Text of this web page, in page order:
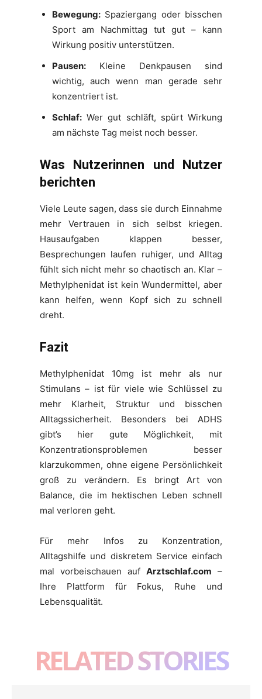
Bewegung: Spaziergang oder bisschen
Sport am Nachmittag tut gut – kann
Wirkung positiv unterstützen.
Pausen: Kleine Denkpausen sind
wichtig, auch wenn man gerade sehr
konzentriert ist.
Schlaf: Wer gut schläft, spürt Wirkung
am nächste Tag meist noch besser.
Was Nutzerinnen und Nutzer
berichten
Viele Leute sagen, dass sie durch Einnahme
mehr Vertrauen in sich selbst kriegen.
Hausaufgaben klappen besser,
Besprechungen laufen ruhiger, und Alltag
fühlt sich nicht mehr so chaotisch an. Klar –
Methylphenidat ist kein Wundermittel, aber
kann helfen, wenn Kopf sich zu schnell
dreht.
Fazit
Methylphenidat 10mg ist mehr als nur
Stimulans – ist für viele wie Schlüssel zu
mehr Klarheit, Struktur und bisschen
Alltagssicherheit. Besonders bei ADHS
gibt’s hier gute Möglichkeit, mit
Konzentrationsproblemen besser
klarzukommen, ohne eigene Persönlichkeit
groß zu verändern. Es bringt Art von
Balance, die im hektischen Leben schnell
mal verloren geht.
Für mehr Infos zu Konzentration,
Alltagshilfe und diskretem Service einfach
mal vorbeischauen auf Arztschlaf.com –
Ihre Plattform für Fokus, Ruhe und
Lebensqualität.
RELATED STORIES